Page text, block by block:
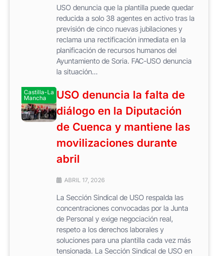
USO denuncia que la plantilla puede quedar
reducida a solo 38 agentes en activo tras la
previsión de cinco nuevas jubilaciones y
reclama una rectificación inmediata en la
planificación de recursos humanos del
Ayuntamiento de Soria. FAC-USO denuncia
la situación...
Castilla-La
Mancha
USO denuncia la falta de
diálogo en la Diputación
de Cuenca y mantiene las
movilizaciones durante
abril
ABRIL 17, 2026
La Sección Sindical de USO respalda las
concentraciones convocadas por la Junta
de Personal y exige negociación real,
respeto a los derechos laborales y
soluciones para una plantilla cada vez más
tensionada. La Sección Sindical de USO en